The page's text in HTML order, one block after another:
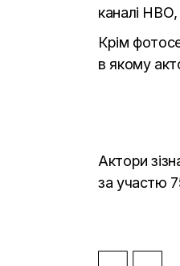
каналі
Крім
в якому
Актори
за участю